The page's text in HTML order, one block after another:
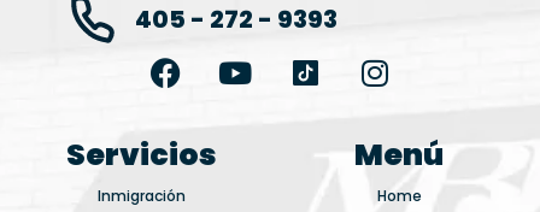
405 - 272 - 9393
F
a
e
b
Y
o
I
n
t
a
Servicios
Inmigración
Menú
Home